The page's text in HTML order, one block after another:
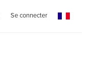
Se connecter